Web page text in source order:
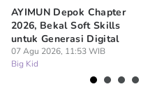
AYIMUN Depok Chapter
2026, Bekal Soft Skills
untuk Generasi Digital
07 Agu 2026, 11:53 WIB
Big Kid